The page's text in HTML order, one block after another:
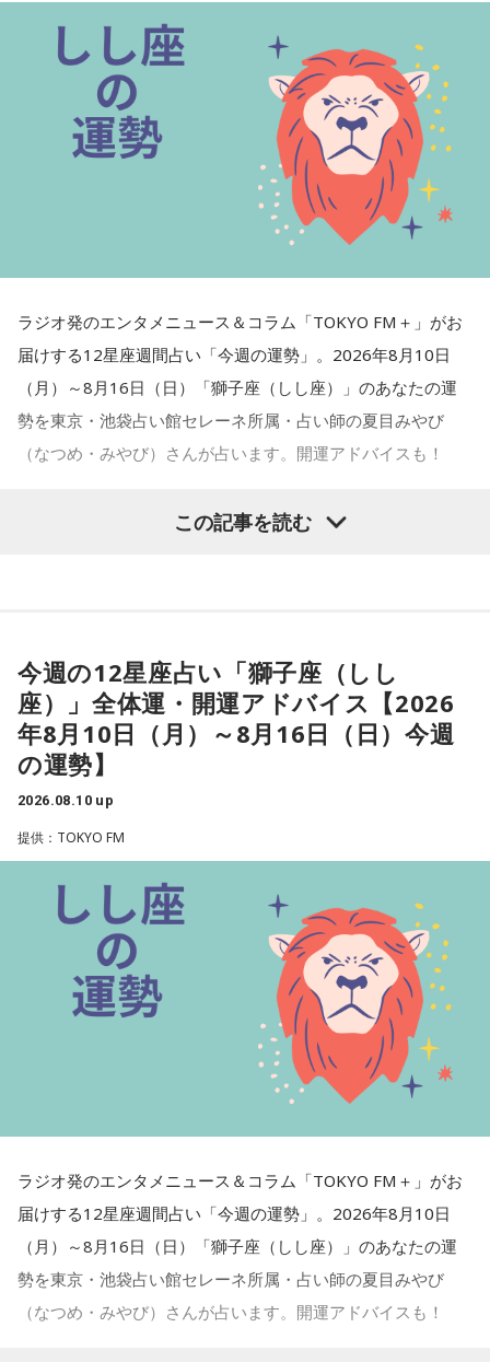
眠気を感じるときは無理をしないように。できなかったこと
を嘆かず、やれたことを褒めるようにしましょう。
■監修者プロフィール：夏目みやび（なつめ・みやび）
東京・池袋占い館セレーネ所属。メッセージ性の高い鑑定は
リピーターも多く、心の琴線に触れると話題に。占いや開運
で個性が輝けるような占いを発信中。Yahoo!占い「マザー占
術」など数多くのコンテンツもリリース。
Webサイト：https://selene-uranai.com/
オンライン占いセレーネ：https://online-uranai.jp/
ラジオ発のエンタメニュース＆コラム「TOKYO FM＋」がお
届けする12星座週間占い「今週の運勢」。2026年8月10日
（月）～8月16日（日）「獅子座（しし座）」のあなたの運
勢を東京・池袋占い館セレーネ所属・占い師の夏目みやび
（なつめ・みやび）さんが占います。開運アドバイスも！
らしさを表現し、それが褒められたり喜ばれたりすると、自
信もつきそう。疎遠だった相手と再会し、あなたにとって良
い付き合いが戻ってくる時でもあります。素直な気持ちを伝
えると良いでしょう。
★ワンポイントアドバイス★
体のケアを丁寧に行うと運気アップに。夏の疲れを感じてい
るならば、よく眠り、できることを行ってみて。
■監修者プロフィール：夏目みやび（なつめ・みやび）
東京・池袋占い館セレーネ所属。メッセージ性の高い鑑定は
リピーターも多く、心の琴線に触れると話題に。占いや開運
で個性が輝けるような占いを発信中。Yahoo!占い「マザー占
術」など数多くのコンテンツもリリース。
Webサイト：https://selene-uranai.com/
オンライン占いセレーネ：https://online-uranai.jp/
この記事を読む
今週の12星座占い「獅子座（しし
座）」全体運・開運アドバイス【2026
年8月10日（月）～8月16日（日）今週
の運勢】
2026.08.10 up
提供：TOKYO FM
ラジオ発のエンタメニュース＆コラム「TOKYO FM＋」がお
届けする12星座週間占い「今週の運勢」。2026年8月10日
（月）～8月16日（日）「獅子座（しし座）」のあなたの運
勢を東京・池袋占い館セレーネ所属・占い師の夏目みやび
（なつめ・みやび）さんが占います。開運アドバイスも！